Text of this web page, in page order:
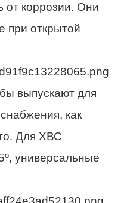
от коррозии. Они
при открытой
выпускают для
как
Для ХВС
универсальные